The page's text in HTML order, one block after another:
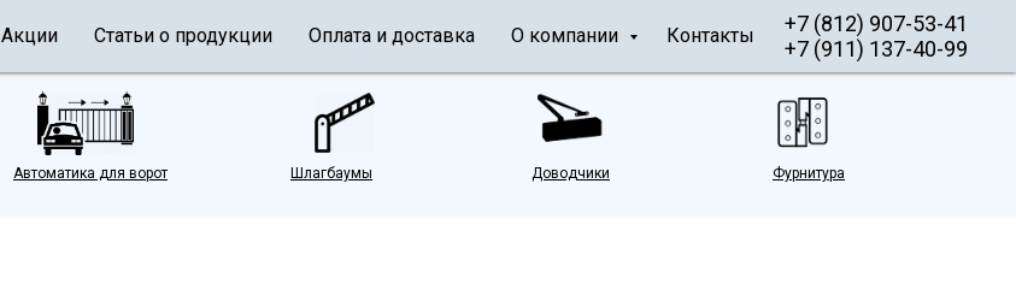
Акции Статьи о продукции Оплата и доставка О компании Контакты
+7 (812) 907-53-41
+7 (911) 137-40-99
Шлагбаумы Доводчики Фурнитура
Автоматика для ворот